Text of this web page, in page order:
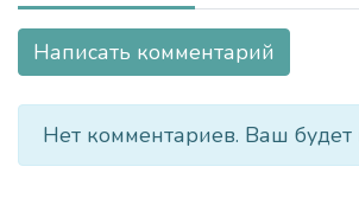
Написать комментарий
Нет комментариев. Ваш